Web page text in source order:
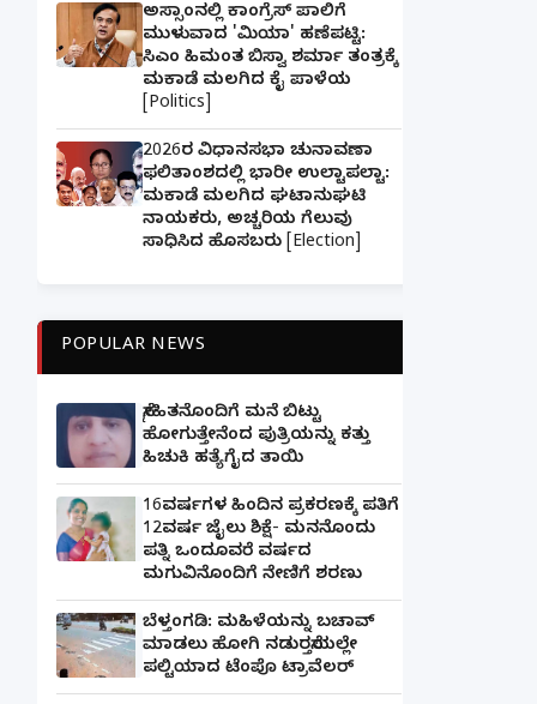
ಅಸ್ಸಾಂನಲ್ಲಿ ಕಾಂಗ್ರೆಸ್ ಪಾಲಿಗೆ
ಮುಳುವಾದ 'ಮಿಯಾ' ಹಣೆಪಟ್ಟಿ:
ಸಿಎಂ ಹಿಮಂತ ಬಿಸ್ವಾ ಶರ್ಮಾ ತಂತ್ರಕ್ಕೆ
ಮಕಾಡೆ ಮಲಗಿದ ಕೈ ಪಾಳೆಯ
[Politics]
2026ರ ವಿಧಾನಸಭಾ ಚುನಾವಣಾ
ಫಲಿತಾಂಶದಲ್ಲಿ ಭಾರೀ ಉಲ್ಟಾಪಲ್ಟಾ:
ಮಕಾಡೆ ಮಲಗಿದ ಘಟಾನುಘಟಿ
ನಾಯಕರು, ಅಚ್ಚರಿಯ ಗೆಲುವು
ಸಾಧಿಸಿದ ಹೊಸಬರು [Election]
POPULAR NEWS
ಸ್ನೇಹಿತನೊಂದಿಗೆ ಮನೆ ಬಿಟ್ಟು
ಹೋಗುತ್ತೇನೆಂದ ಪುತ್ರಿಯನ್ನು ಕತ್ತು
ಹಿಚುಕಿ ಹತ್ಯೆಗೈದ ತಾಯಿ
16ವರ್ಷಗಳ ಹಿಂದಿನ ಪ್ರಕರಣಕ್ಕೆ ಪತಿಗೆ
12ವರ್ಷ ಜೈಲು ಶಿಕ್ಷೆ- ಮನನೊಂದು
ಪತ್ನಿ ಒಂದೂವರೆ ವರ್ಷದ
ಮಗುವಿನೊಂದಿಗೆ ನೇಣಿಗೆ ಶರಣು
ಬೆಳ್ತಂಗಡಿ: ಮಹಿಳೆಯನ್ನು ಬಚಾವ್
ಮಾಡಲು ಹೋಗಿ ನಡುರಸ್ತೆಯಲ್ಲೇ
ಪಲ್ಟಿಯಾದ ಟೆಂಪೊ ಟ್ರಾವೆಲರ್